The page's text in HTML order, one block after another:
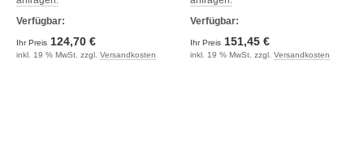
Verfügbar:
Ihr Preis 124,70 €
inkl. 19 % MwSt. zzgl. Versandkosten
Verfügbar:
Ihr Preis 151,45 €
inkl. 19 % MwSt. zzgl. Versandkosten